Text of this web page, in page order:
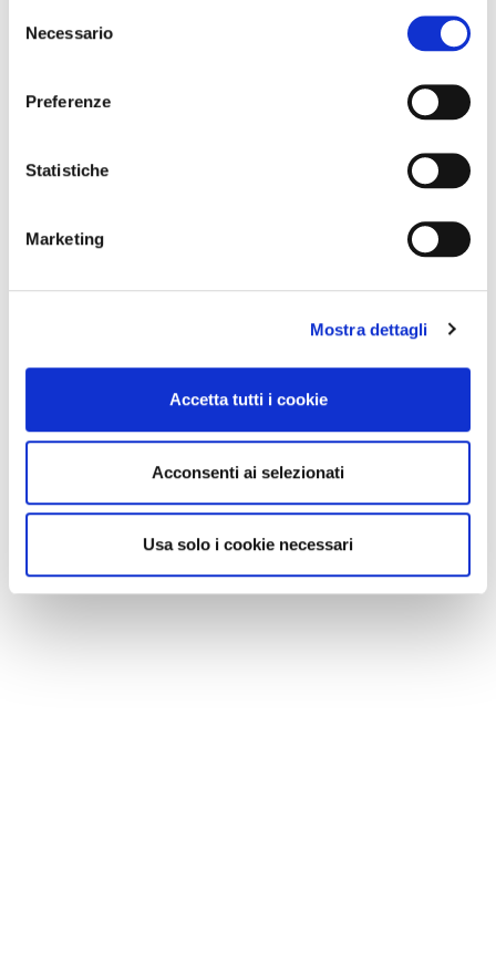
delNecessario
Preferenze
Statistiche
Marketing
Mostra dettagli
Accetta tutti i cookie
Acconsenti ai selezionati
Usa solo i cookie necessari